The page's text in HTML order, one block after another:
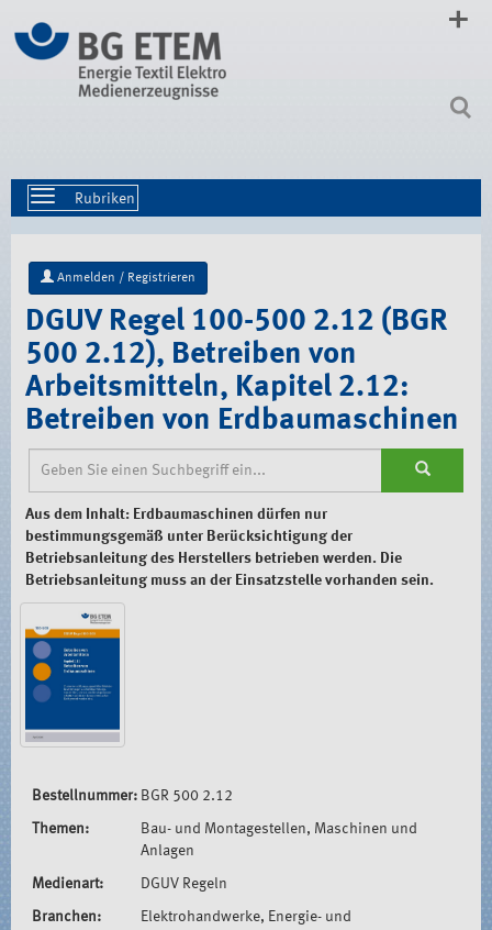
zum
Inhalt
Toggle
navigation
Anmelden / Registrieren
DGUV Regel 100-500 2.12 (BGR
500 2.12), Betreiben von
Arbeitsmitteln, Kapitel 2.12:
Betreiben von Erdbaumaschinen
Aus dem Inhalt: Erdbaumaschinen dürfen nur
bestimmungsgemäß unter Berücksichtigung der
Betriebsanleitung des Herstellers betrieben werden. Die
Betriebsanleitung muss an der Einsatzstelle vorhanden sein.
Bestellnummer: BGR 500 2.12
Themen:
Bau- und Montagestellen, Maschinen und
Anlagen
Medienart: DGUV Regeln
Branchen:
Elektrohandwerke, Energie- und